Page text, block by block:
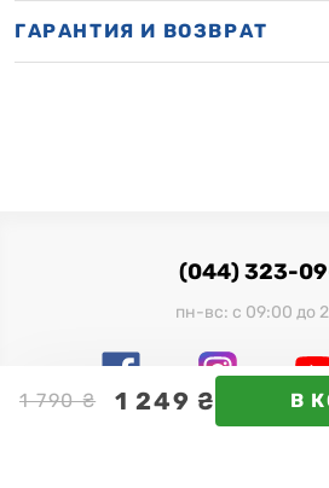
1 790 ₴ 1 249 ₴ В
ГАРАНТИЯ И ВОЗВРАТ
(044) 323-
пн-вс: с 09:00 до